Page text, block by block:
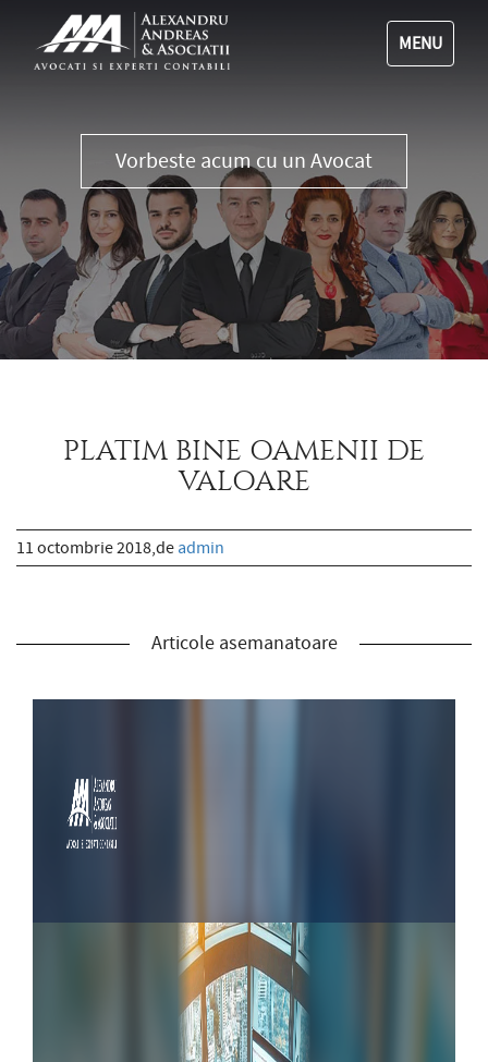
MENU
0356 111 555
PLATIM BINE OAMENII DE
VALOARE
11 octombrie 2018,de admin
Articole asemanatoare